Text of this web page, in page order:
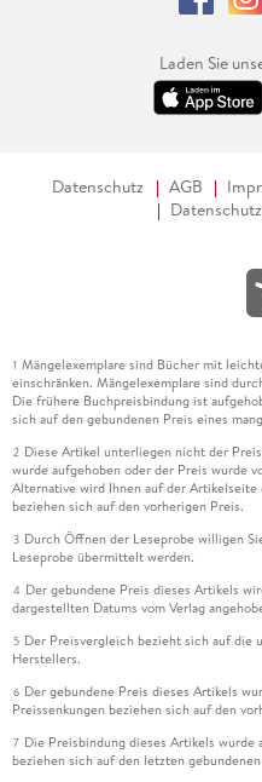
Laden Sie
Datenschutz AGB
1 Mängelexemplare sind Bücher mit
einschränken. Mängelexemplare sind
Die frühere Buchpreisbindung ist
sich auf den gebundenen Preis eines
2 Diese Artikel unterliegen nicht der
wurde aufgehoben oder der Preis wurde
Alternative wird Ihnen auf der Artikelseite
beziehen sich auf den vorherigen Preis.
3 Durch Öffnen der Leseprobe willigen
Leseprobe übermittelt werden.
4 Der gebundene Preis dieses Artikels
dargestellten Datums vom Verlag
5 Der Preisvergleich bezieht sich auf die
Herstellers.
6 Der gebundene Preis dieses Artikels
Preissenkungen beziehen sich auf den
7 Die Preisbindung dieses Artikels wurde
beziehen sich auf den letzten